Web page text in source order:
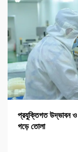
প্রযুক্তিগত উদ্ভাবন ও
গড়ে তোলা